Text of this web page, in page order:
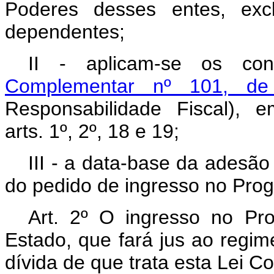
Poderes desses entes,
dependentes;
II - aplicam-se os
Complementar nº 101,
Responsabilidade Fiscal),
arts. 1º, 2º, 18 e 19;
III - a data-base da
do pedido de ingresso no
Art. 2º O ingresso no
Estado, que fará jus ao
dívida de que trata esta Lei